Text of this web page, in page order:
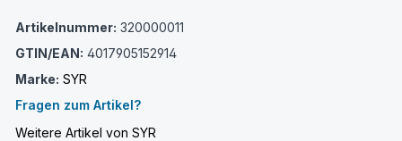
Artikelnummer: 320000011
GTIN/EAN: 4017905152914
Marke: SYR
Fragen zum Artikel?
Weitere Artikel von SYR